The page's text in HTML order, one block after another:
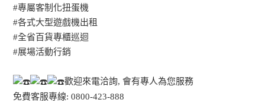
#專屬客制化扭蛋機
#各式大型遊戲機出租
#全省百貨專櫃巡迴
#展場活動行銷
歡迎來電洽詢, 會有專人為您服務
免費客服專線: 0800-423-888